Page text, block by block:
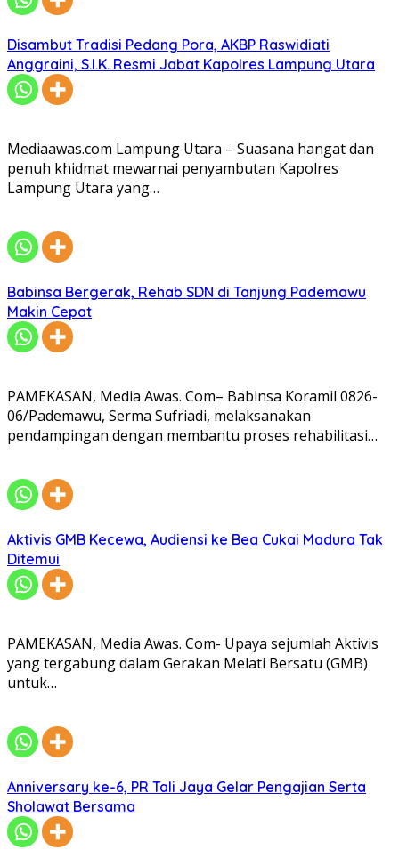
Disambut Tradisi Pedang Pora, AKBP Raswidiati
Anggraini, S.I.K. Resmi Jabat Kapolres Lampung Utara
Mediaawas.com Lampung Utara – Suasana hangat dan
penuh khidmat mewarnai penyambutan Kapolres
Lampung Utara yang…
Babinsa Bergerak, Rehab SDN di Tanjung Pademawu
Makin Cepat
PAMEKASAN, Media Awas. Com– Babinsa Koramil 0826-
06/Pademawu, Serma Sufriadi, melaksanakan
pendampingan dengan membantu proses rehabilitasi…
Aktivis GMB Kecewa, Audiensi ke Bea Cukai Madura Tak
Ditemui
PAMEKASAN, Media Awas. Com- Upaya sejumlah Aktivis
yang tergabung dalam Gerakan Melati Bersatu (GMB)
untuk…
Anniversary ke-6, PR Tali Jaya Gelar Pengajian Serta
Sholawat Bersama